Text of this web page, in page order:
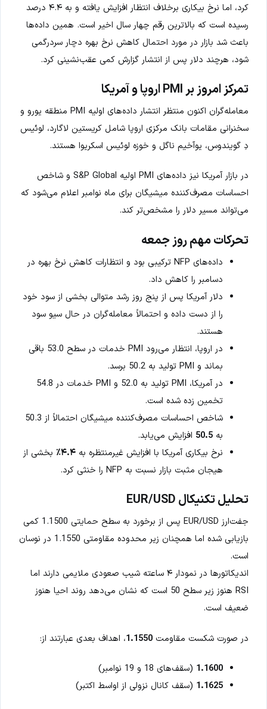
کرد، اما نرخ بیکاری برخلاف انتظار افزایش یافته و به ۴.۴ درصد
رسیده است که بالاترین رقم چهار سال اخیر است. همین داده‌ها
باعث شد بازار در مورد احتمال کاهش نرخ بهره دچار سردرگمی
شود، هرچند دلار پس از انتشار گزارش کمی عقب‌نشینی کرد.
تمرکز امروز بر PMI اروپا و آمریکا
معامله‌گران اکنون منتظر انتشار داده‌های اولیه PMI منطقه یورو و
سخنرانی مقامات بانک مرکزی اروپا شامل کریستین لاگارد، لوئیس
دِ گویندوس، یوآخیم ناگل و خوزه لوئیس اسکریوا هستند.
در بازار آمریکا نیز داده‌های PMI اولیه S&P Global و شاخص
احساسات مصرف‌کننده میشیگان برای ماه نوامبر اعلام می‌شود که
می‌تواند مسیر دلار را مشخص‌تر کند.
تحرکات مهم روز جمعه
داده‌های NFP ترکیبی بود و انتظارات کاهش نرخ بهره در
دسامبر را کاهش داد.
دلار آمریکا پس از پنج روز رشد متوالی بخشی از سود خود
را از دست داده و احتمالاً معامله‌گران در حال سیو سود
هستند.
در اروپا، انتظار می‌رود PMI خدمات در سطح 53.0 باقی
بماند و PMI تولید به 50.2 برسد.
در آمریکا، PMI تولید به 52.0 و PMI خدمات در 54.8
تخمین زده شده است.
شاخص احساسات مصرف‌کننده میشیگان احتمالاً از 50.3
به50.5 افزایش می‌یابد.
نرخ بیکاری آمریکا با افزایش غیرمنتظره به۴.۴٪
بخشی از
هیجان مثبت بازار نسبت به NFP را خنثی کرد.
تحلیل تکنیکال EUR/USD
جفت‌ارز EUR/USD پس از برخورد به سطح حمایتی 1.1500 کمی
بازیابی شده اما همچنان زیر محدوده مقاومتی 1.1550 در نوسان
است.
اندیکاتورها در نمودار ۴ ساعته شیب صعودی ملایمی دارند اما
RSI هنوز زیر سطح 50 است که نشان می‌دهد روند احیا هنوز
ضعیف است.
در صورت شکست مقاومت 1.1550، اهداف بعدی عبارتند از:
1.1600 (سقف‌های 18 و 19 نوامبر)
1.1625 (سقف کانال نزولی از اواسط اکتبر)